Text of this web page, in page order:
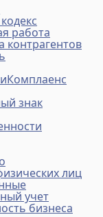
работа
контрагентов
Комплаенс
знак
лиц
учет
бизнеса